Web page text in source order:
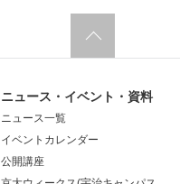
ニュース・イベント・資料
ニュース一覧
イベントカレンダー
公開講座